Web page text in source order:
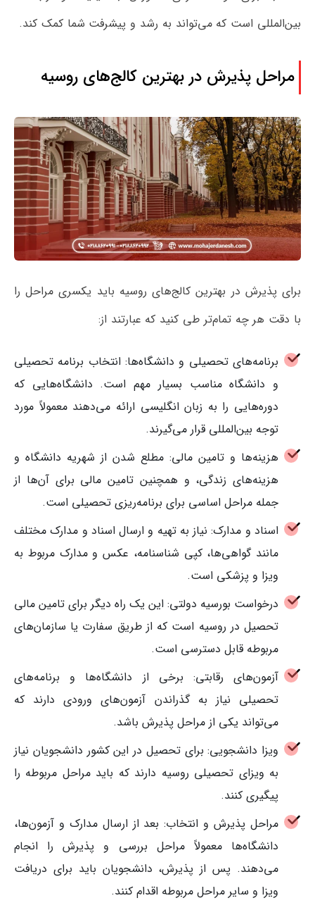
بین‌المللی است که می‌تواند به رشد و پیشرفت شما کمک کند.
مراحل پذیرش در بهترین کالج‌های روسیه
برای پذیرش در بهترین کالج‌های روسیه باید یکسری مراحل را
با دقت هر چه تمام‌تر طی کنید که عبارتند از:
برنامه‌های تحصیلی و دانشگاه‌ها: انتخاب برنامه تحصیلی
و دانشگاه مناسب بسیار مهم است. دانشگاه‌هایی که
دوره‌هایی را به زبان انگلیسی ارائه می‌دهند معمولاً مورد
توجه بین‌المللی قرار می‌گیرند.
هزینه‌ها و تامین مالی: مطلع شدن از شهریه دانشگاه و
هزینه‌های زندگی، و همچنین تامین مالی برای آن‌ها از
جمله مراحل اساسی برای برنامه‌ریزی تحصیلی است.
اسناد و مدارک: نیاز به تهیه و ارسال اسناد و مدارک مختلف
مانند گواهی‌ها، کپی شناسنامه، عکس و مدارک مربوط به
ویزا و پزشکی است.
درخواست بورسیه دولتی: این یک راه دیگر برای تامین مالی
تحصیل در روسیه است که از طریق سفارت یا سازمان‌های
مربوطه قابل دسترسی است.
آزمون‌های رقابتی: برخی از دانشگاه‌ها و برنامه‌های
تحصیلی نیاز به گذراندن آزمون‌های ورودی دارند که
می‌تواند یکی از مراحل پذیرش باشد.
ویزا دانشجویی: برای تحصیل در این کشور دانشجویان نیاز
به ویزای تحصیلی روسیه دارند که باید مراحل مربوطه را
پیگیری کنند.
مراحل پذیرش و انتخاب: بعد از ارسال مدارک و آزمون‌ها،
دانشگاه‌ها معمولاً مراحل بررسی و پذیرش را انجام
می‌دهند. پس از پذیرش، دانشجویان باید برای دریافت
ویزا و سایر مراحل مربوطه اقدام کنند.